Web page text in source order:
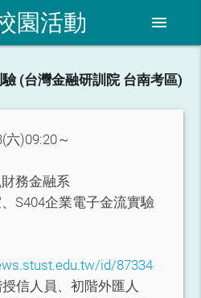
園活動 menu
(台灣金融研訓院 台南考區)
六)09:20～
務金融系
S404企業電子金流實驗
id/87334
信人員、初階外匯人